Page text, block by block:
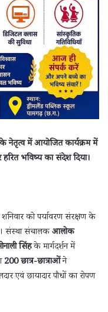
नेतृत्व में आयोजित कार्यक्रम में
भविष्य का संदेश दिया।
को पर्यावरण संरक्षण के
संस्था संचालकआलोक
सिंहके मार्गदर्शन में
200 छात्र-छात्राओंने
एवं छायादार पौधों का रोपण